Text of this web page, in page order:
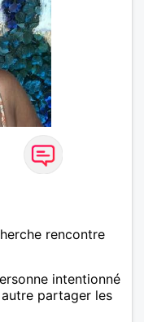
rencontre
intentionné
partager les